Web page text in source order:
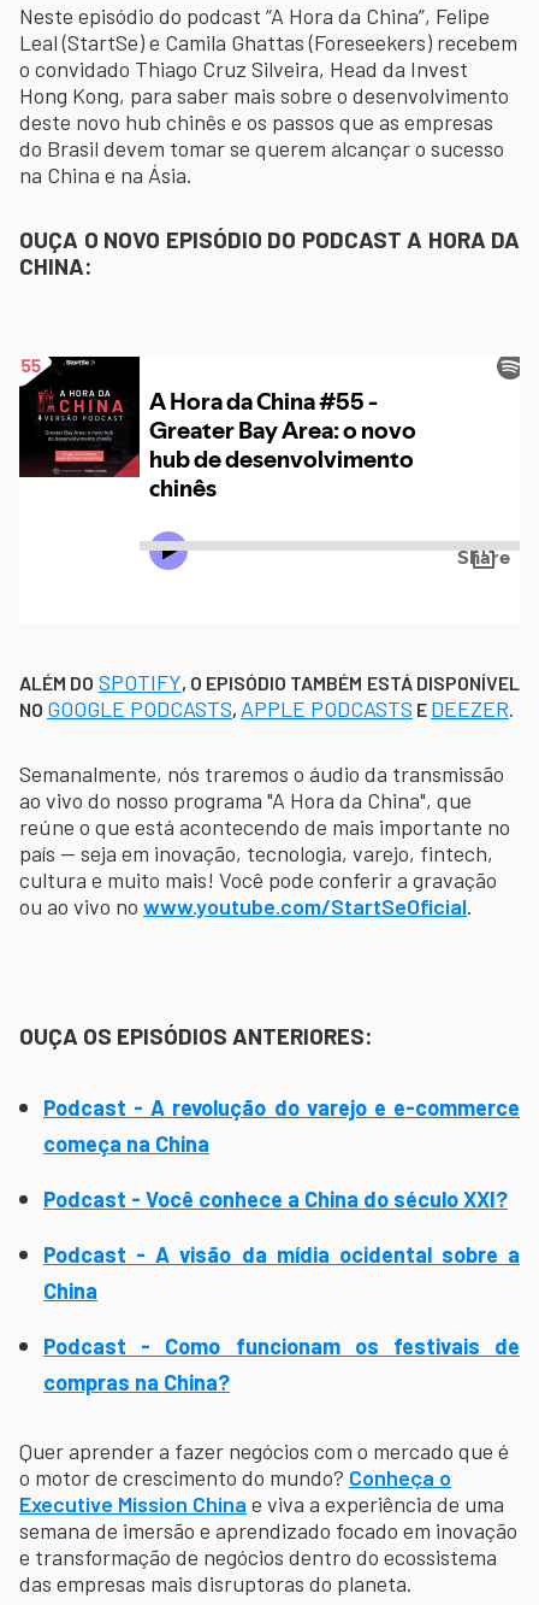
Neste episódio do podcast “A Hora da China”, Felipe
Leal (StartSe) e Camila Ghattas (Foreseekers) recebem
o convidado Thiago Cruz Silveira, Head da Invest
Hong Kong, para saber mais sobre o desenvolvimento
deste novo hub chinês e os passos que as empresas
do Brasil devem tomar se querem alcançar o sucesso
na China e na Ásia.
OUÇA O NOVO EPISÓDIO DO PODCAST A HORA DA
CHINA:
ALÉM DO SPOTIFY, O EPISÓDIO TAMBÉM ESTÁ DISPONÍVEL
NO GOOGLE PODCASTS, APPLE PODCASTS E DEEZER.
Semanalmente, nós traremos o áudio da transmissão
ao vivo do nosso programa "A Hora da China", que
reúne o que está acontecendo de mais importante no
país -- seja em inovação, tecnologia, varejo, fintech,
cultura e muito mais! Você pode conferir a gravação
ou ao vivo no www.youtube.com/StartSeOficial.
OUÇA OS EPISÓDIOS ANTERIORES:
Podcast - A revolução do varejo e e-commerce
começa na China
Podcast - Você conhece a China do século XXI?
Podcast - A visão da mídia ocidental sobre a
China
Podcast - Como funcionam os festivais de
compras na China?
Quer aprender a fazer negócios com o mercado que é
o motor de crescimento do mundo? Conheça o
Executive Mission China e viva a experiência de uma
semana de imersão e aprendizado focado em inovação
e transformação de negócios dentro do ecossistema
das empresas mais disruptoras do planeta.